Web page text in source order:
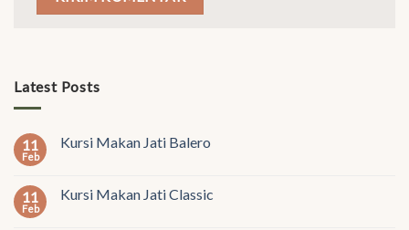
Latest Posts
11
Feb
Kursi Makan Jati Balero
11
Feb
Kursi Makan Jati Classic